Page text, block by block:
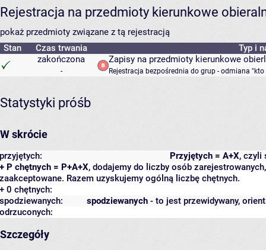
Rejestracja na przedmioty kierunkowe
pokaż przedmioty związane z tą rejestracją
Stan
Czas trwania
Typ i
zakończona
-
Zapisy na przedmioty kierunkowe
Rejestracja bezpośrednia do grup - odmiana "kto
Statystyki próśb
W skrócie
Przyjętych = A+X, czyli
przyjętych:
+ P chętnych = P+A+X, dodajemy do liczby osób
zaakceptowane. Razem uzyskujemy ogólną liczbę chętnych.
+ 0 chętnych:
spodziewanych - to jest przewidywany,
spodziewanych:
odrzuconych:
Szczegóły